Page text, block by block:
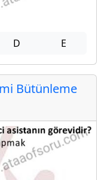
D E
Bütünleme